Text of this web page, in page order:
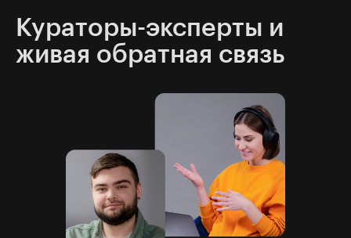
Кураторы-эксперты и
живая обратная связь